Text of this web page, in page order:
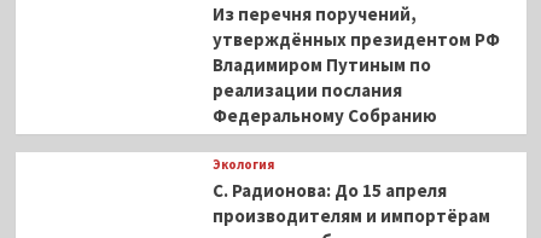
Из перечня поручений,
утверждённых президентом РФ
Владимиром Путиным по
реализации послания
Федеральному Собранию
Экология
С. Радионова: До 15 апреля
производителям и импортёрам